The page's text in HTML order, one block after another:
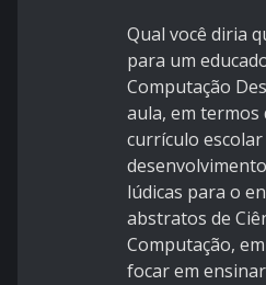
Qual você diria
para um
Computação
aula, em termos
currículo escolar
lúdicas para o
abstratos de
Computação,
focar em